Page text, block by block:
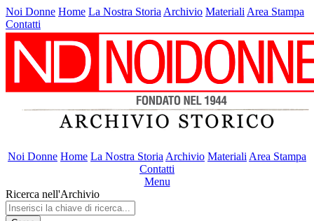
Noi Donne Home La Nostra Storia Archivio Materiali Area Stampa
Contatti
Noi Donne Home La Nostra Storia Archivio Materiali Area Stampa
Contatti
Menu
Ricerca nell'Archivio